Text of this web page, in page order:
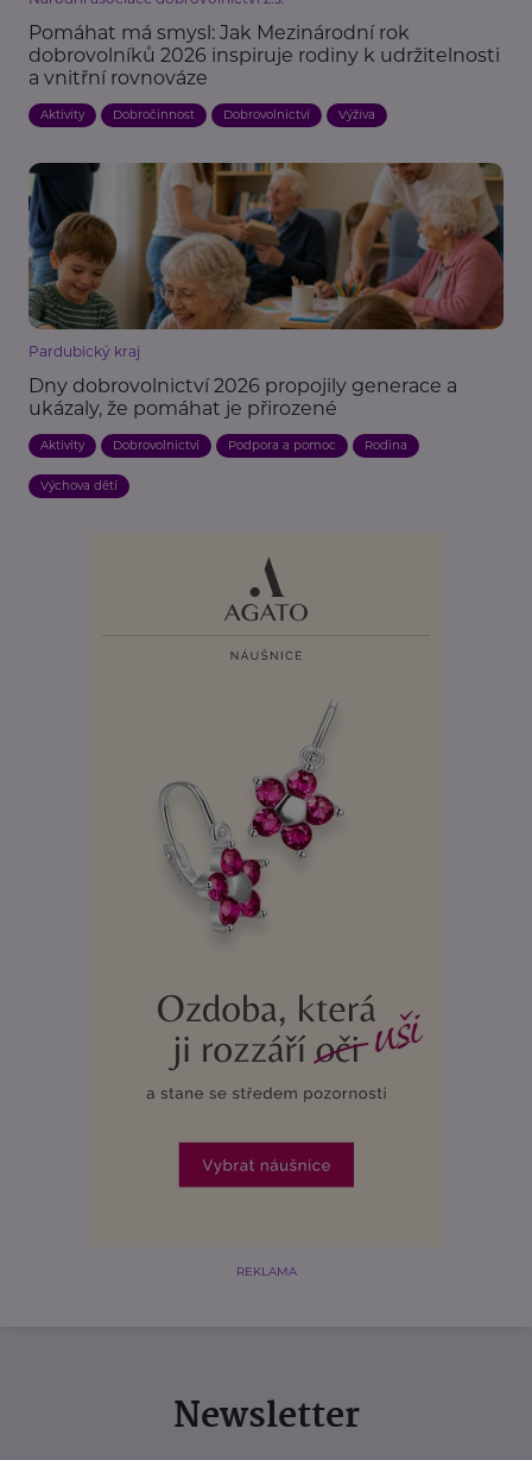
Pomáhat má smysl: Jak Mezinárodní rok
dobrovolníků 2026 inspiruje rodiny k udržitelnosti
a vnitřní rovnováze
Aktivity Dobročinnost Dobrovolnictví Výživa
Pardubický kraj
Dny dobrovolnictví 2026 propojily generace a
ukázaly, že pomáhat je přirozené
Aktivity Dobrovolnictví Podpora a pomoc Rodina
Výchova dětí
REKLAMA
Newsletter